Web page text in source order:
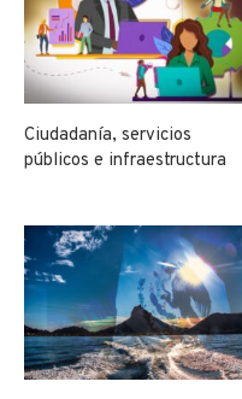
Ciudadanía, servicios
públicos e infraestructura